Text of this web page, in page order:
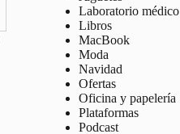
Laboratorio médico
Libros
MacBook
Moda
Navidad
Ofertas
Oficina y papelería
Plataformas
Podcast